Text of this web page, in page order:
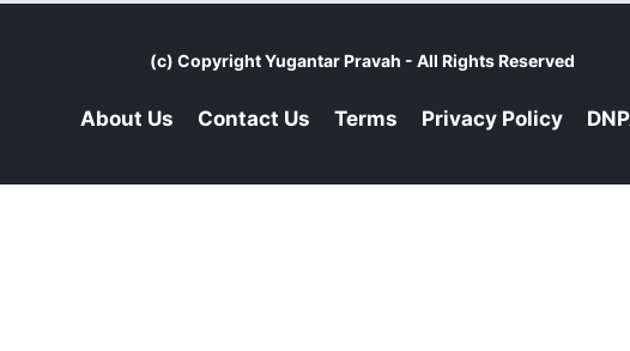
(c) CopyrightYugantar Pravah - All Rights Reserved
About Us Contact Us Terms Privacy Policy